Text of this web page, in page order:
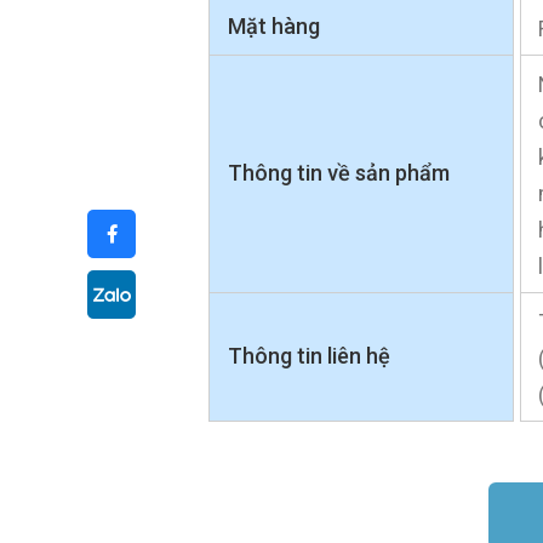
Mặt hàng
Thông tin về sản phẩm
Thông tin liên hệ